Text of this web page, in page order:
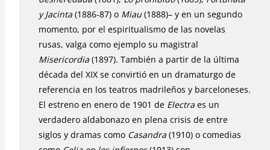
y Jacinta (1886-87) o Miau(1888)– y en un segundo
momento, por el espiritualismo de las novelas
rusas, valga como ejemplo su magistral
Misericordia (1897). También a partir de la última
década del XIX se convirtió en un dramaturgo de
referencia en los teatros madrileños y barceloneses.
El estreno en enero de 1901 de Electra es un
verdadero aldabonazo en plena crisis de entre
siglos y dramas como Casandra (1910) o comedias